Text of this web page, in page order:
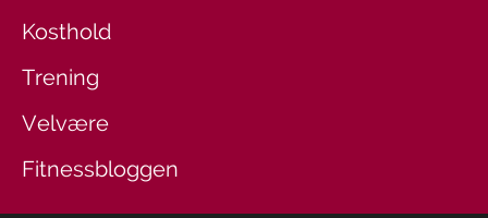
Kosthold
Trening
Velvære
Fitnessbloggen